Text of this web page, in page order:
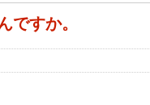
ですか。